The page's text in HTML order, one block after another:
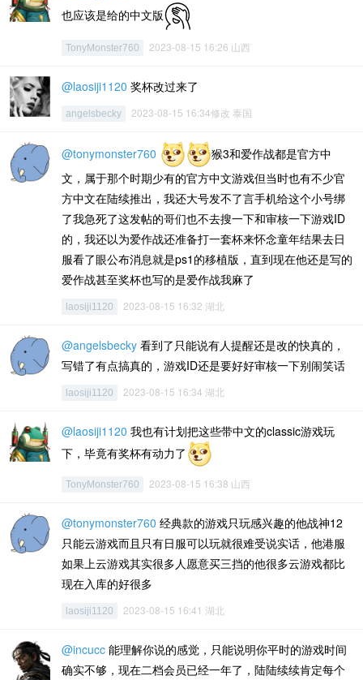
也应该是给的中文版
TonyMonster760 2023-08-15 16:26 山西
@laosiji1120 奖杯改过来了
angelsbecky 2023-08-15 16:34修改 泰国
@tonymonster760
猴3和爱作战都是官方中
文，属于那个时期少有的官方中文游戏但当时也有不少官
方中文在陆续推出，我还大号发不了言手机给这个小号绑
了我急死了这发帖的哥们也不去搜一下和审核一下游戏ID
的，我还以为爱作战还准备打一套杯来怀念童年结果去日
服看了眼公布消息就是ps1的移植版，直到现在他还是写的
爱作战甚至奖杯也写的是爱作战我麻了
laosiji1120 2023-08-15 16:32 湖北
@angelsbecky 看到了只能说有人提醒还是改的快真的，
写错了有点搞真的，游戏ID还是要好好审核一下别闹笑话
laosiji1120 2023-08-15 16:34 湖北
@laosiji1120 我也有计划把这些带中文的classic游戏玩
下，毕竟有奖杯有动力了
TonyMonster760 2023-08-15 16:38 山西
@tonymonster760 经典款的游戏只玩感兴趣的他战神12
只能云游戏而且只有日服可以玩就很难受说实话，他港服
如果上云游戏其实很多人愿意买三挡的他很多云游戏都比
现在入库的好很多
laosiji1120 2023-08-15 16:41 湖北
@incucc 能理解你说的感觉，只能说明你平时的游戏时间
确实不够，现在二档会员已经一年了，陆陆续续肯定每个